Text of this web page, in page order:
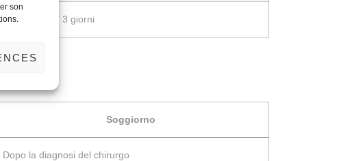
son
2 notti / 3 giorni
Soggiorno
Dopo la diagnosi del chirurgo